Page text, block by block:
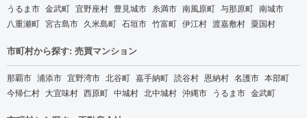
うるま市 金武町 宜野座村 豊見城市 糸満市 南風原町 与那原町 南城市
八重瀬町 宮古島市 久米島町 石垣市 竹富町 伊江村 渡嘉敷村 粟国村
市町村から探す: 売買マンション
那覇市 浦添市 宜野湾市 北谷町 嘉手納町 読谷村 恩納村 名護市 本部町
今帰仁村 大宜味村 西原町 中城村 北中城村 沖縄市 うるま市 金武町